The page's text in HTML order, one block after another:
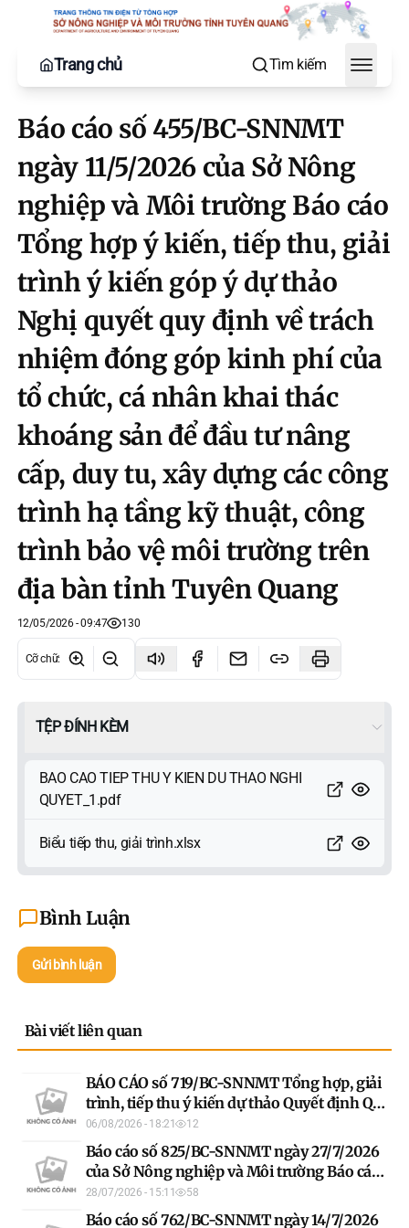
Trang chủ Tìm kiếm
Toggle
Báo cáo số 455/BC-SNNMT
ngày 11/5/2026 của Sở Nông
nghiệp và Môi trường Báo cáo
Tổng hợp ý kiến, tiếp thu, giải
trình ý kiến góp ý dự thảo
Nghị quyết quy định về trách
nhiệm đóng góp kinh phí của
tổ chức, cá nhân khai thác
khoáng sản để đầu tư nâng
cấp, duy tu, xây dựng các công
trình hạ tầng kỹ thuật, công
trình bảo vệ môi trường trên
địa bàn tỉnh Tuyên Quang
12/05/2026 - 09:47 130
Cỡ chữ:
TỆP ĐÍNH KÈM
BAO CAO TIEP THU Y KIEN DU THAO NGHI
QUYET_1.pdf
Biểu tiếp thu, giải trình.xlsx
Bình Luận
Gửi bình luận
Bài viết liên quan
BÁO CÁO số 719/BC-SNNMT Tổng hợp, giải
trình, tiếp thu ý kiến dự thảo Quyết định Quy
định hệ số điều chỉnh giá đất năm 2026 trên
địa bàn tỉnh Tuyên Quang theo Hội đồng
thẩm định bảng giá đất, hệ số điều chỉnh giá
đất tỉnh Tuyên Quang
06/08/2026 - 18:21 12
Báo cáo số 825/BC-SNNMT ngày 27/7/2026
của Sở Nông nghiệp và Môi trường Báo cáo
tiếp thu, giải trình ý kiến thẩm định dự thảo
Quyết định quy định việc xác định diện tích
28/07/2026 - 15:11 58
Báo cáo số 762/BC-SNNMT ngày 14/7/2026